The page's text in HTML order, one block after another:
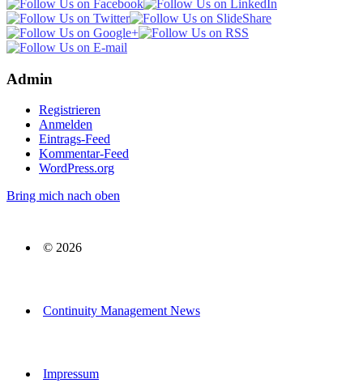
Admin
Registrieren
Anmelden
Eintrags-Feed
Kommentar-Feed
WordPress.org
Bring mich nach oben
© 2026
Continuity Management News
Impressum